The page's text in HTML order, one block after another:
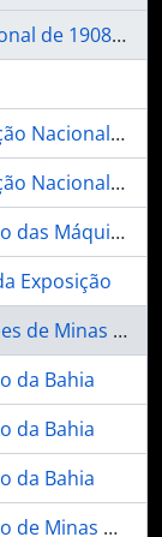
no Rio de Janeiro
1908 - Pavilhões
dos Estados
Máquinas
Exposição
Gerais e Bahia
da Bahia
da Bahia
da Bahia
Gerais